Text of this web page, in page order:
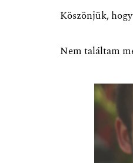
Köszönjük,
Nem találtam